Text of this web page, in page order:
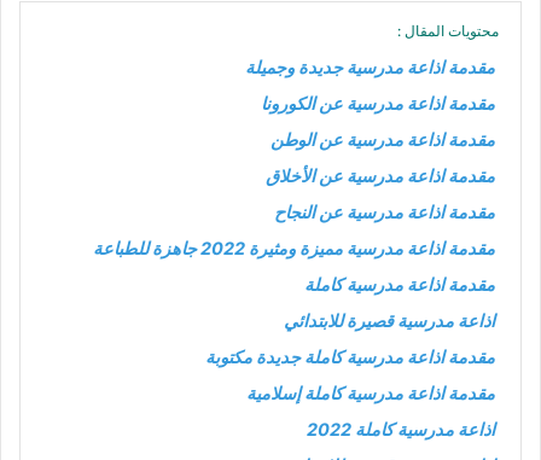
محتويات المقال :
مقدمة اذاعة مدرسية جديدة وجميلة
مقدمة اذاعة مدرسية عن الكورونا
مقدمة اذاعة مدرسية عن الوطن
مقدمة اذاعة مدرسية عن الأخلاق
مقدمة اذاعة مدرسية عن النجاح
مقدمة اذاعة مدرسية مميزة ومثيرة 2022 جاهزة للطباعة
مقدمة اذاعة مدرسية كاملة
اذاعة مدرسية قصيرة للابتدائي
مقدمة اذاعة مدرسية كاملة جديدة مكتوبة
مقدمة اذاعة مدرسية كاملة إسلامية
اذاعة مدرسية كاملة 2022